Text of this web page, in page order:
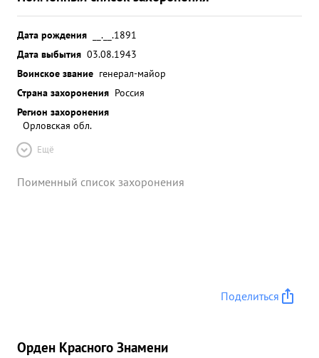
Дата рождения
__.__.1891
Дата выбытия 03.08.1943
Воинское звание генерал-майор
Страна захоронения Россия
Регион захоронения
Орловская обл.
Ещё
Поименный список захоронения
Поделиться
Орден Красного Знамени